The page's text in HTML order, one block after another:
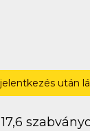
után
17,6